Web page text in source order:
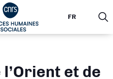
FR
et de